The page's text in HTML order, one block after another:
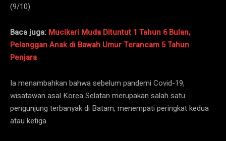
(9/10).
Baca juga: Mucikari Muda Dituntut 1 Tahun 6 Bulan,
Pelanggan Anak di Bawah Umur Terancam 5 Tahun
Penjara
Ia menambahkan bahwa sebelum pandemi Covid-19,
wisatawan asal Korea Selatan merupakan salah satu
pengunjung terbanyak di Batam, menempati peringkat kedua
atau ketiga.